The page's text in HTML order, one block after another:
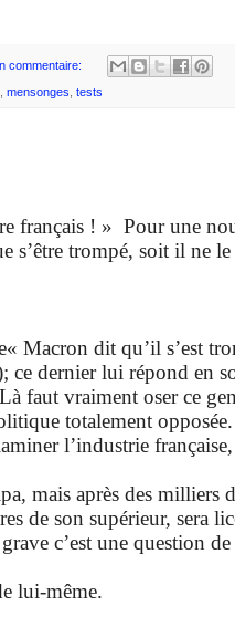
commentaire:
, mensonges, tests
français ! » Pour une
s’être trompé, soit il ne
Macron dit qu’il s’est
ce dernier lui répond en
faut vraiment oser ce
totalement
l’industrie
mais après des milliers
de son supérieur, sera
c’est une question
lui-même.